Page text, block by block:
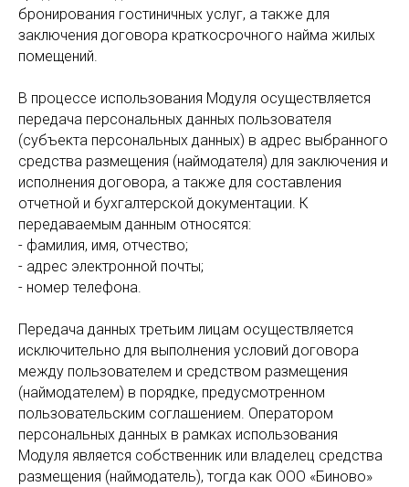
бронирования гостиничных услуг, а также для
заключения договора краткосрочного найма жилых
помещений.
В процессе использования Модуля осуществляется
передача персональных данных пользователя
(субъекта персональных данных) в адрес выбранного
средства размещения (наймодателя) для заключения и
исполнения договора, а также для составления
отчетной и бухгалтерской документации. К
передаваемым данным относятся:
- фамилия, имя, отчество;
- адрес электронной почты;
- номер телефона.
Передача данных третьим лицам осуществляется
исключительно для выполнения условий договора
между пользователем и средством размещения
(наймодателем) в порядке, предусмотренном
пользовательским соглашением. Оператором
персональных данных в рамках использования
Модуля является собственник или владелец средства
размещения (наймодатель), тогда как ООО «Биново»